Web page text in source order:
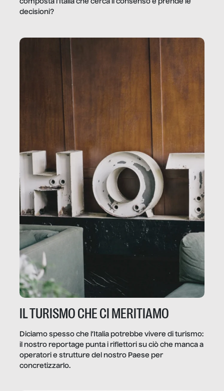
composta l’Italia che cerca il consenso e prende le
decisioni?
IL TURISMO CHE CI MERITIAMO
Diciamo spesso che l’Italia potrebbe vivere di turismo:
il nostro reportage punta i riflettori su ciò che manca a
operatori e strutture del nostro Paese per
concretizzarlo.